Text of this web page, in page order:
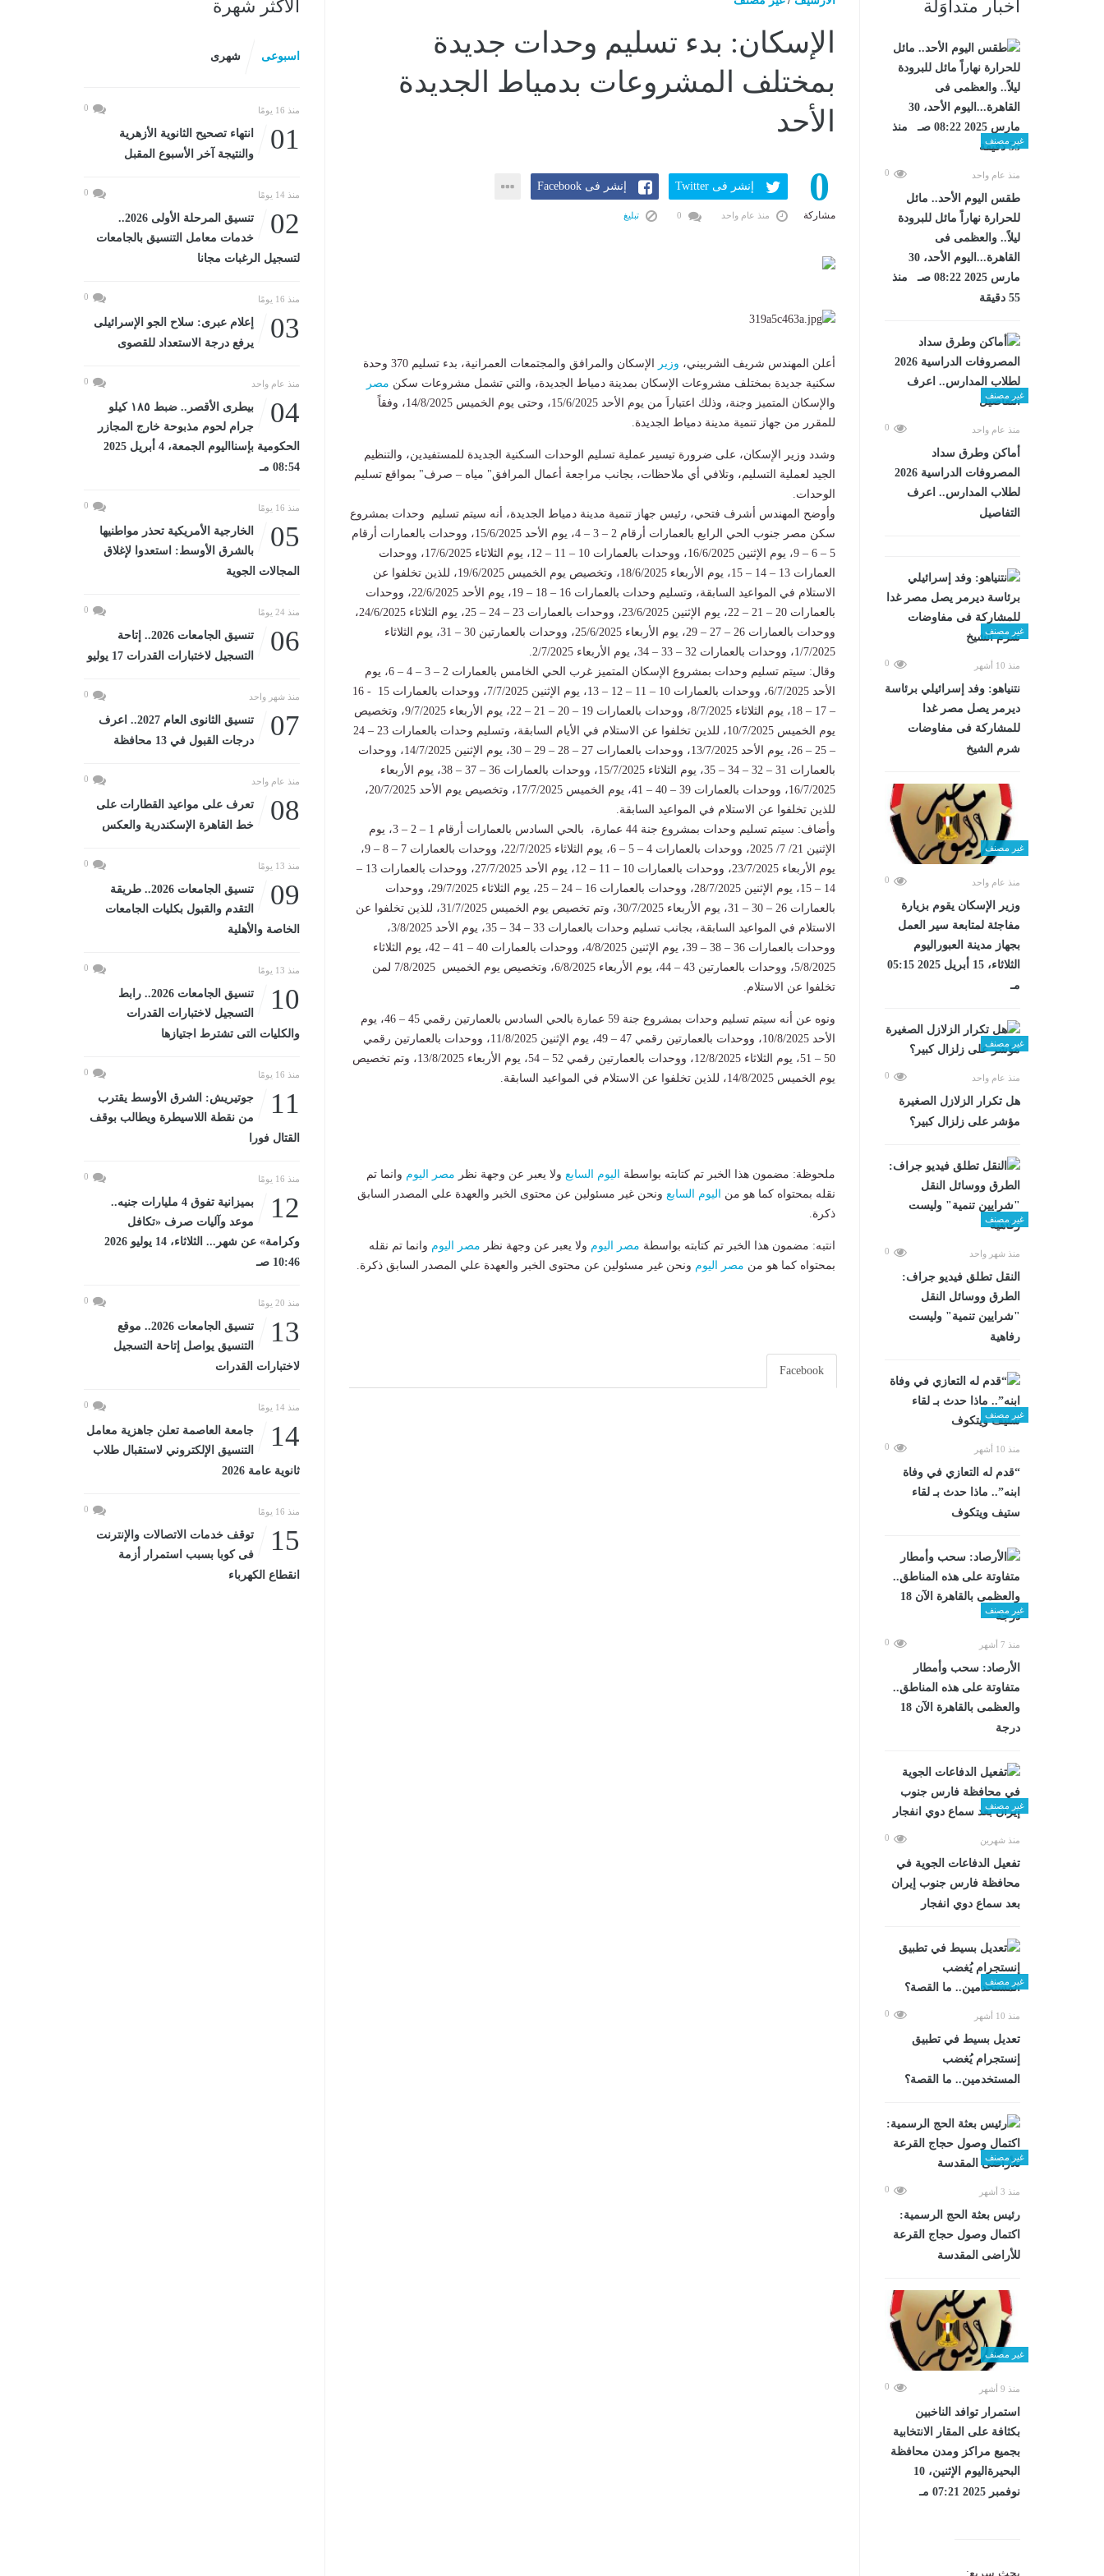
أخبار متداوَلة
غير مصنف
منذ عام واحد 0
طقس اليوم الأحد.. مائل
للحرارة نهاراً مائل للبرودة
ليلاً.. والعظمى فى
القاهرة...اليوم الأحد، 30
مارس 2025 08:22 صـ منذ
55 دقيقة
غير مصنف
منذ عام واحد 0
أماكن وطرق سداد
المصروفات الدراسية 2026
لطلاب المدارس.. اعرف
التفاصيل
غير مصنف
منذ 10 أشهر 0
نتنياهو: وفد إسرائيلي برئاسة
ديرمر يصل مصر غدا
للمشاركة فى مفاوضات
شرم الشيخ
غير مصنف
منذ عام واحد 0
وزير الإسكان يقوم بزيارة
مفاجئة لمتابعة سير العمل
بجهاز مدينة العبوراليوم
الثلاثاء، 15 أبريل 2025 05:15
مـ
غير مصنف
منذ عام واحد 0
هل تكرار الزلازل الصغيرة
مؤشر على زلزال كبير؟
غير مصنف
منذ شهر واحد 0
​النقل تطلق فيديو جراف:
الطرق ووسائل النقل
"شرايين تنمية" وليست
رفاهية
غير مصنف
منذ 10 أشهر 0
“قدم له التعازي في وفاة
ابنه”.. ماذا حدث بـ لقاء
ستيف ويتكوف
غير مصنف
منذ 7 أشهر 0
الأرصاد: سحب وأمطار
متفاوتة على هذه المناطق..
والعظمى بالقاهرة الآن 18
درجة
غير مصنف
منذ شهرين 0
تفعيل الدفاعات الجوية في
محافظة فارس جنوب إيران
بعد سماع دوي انفجار
غير مصنف
منذ 10 أشهر 0
تعديل بسيط في تطبيق
إنستجرام يُغضب
المستخدمين.. ما القصة؟
غير مصنف
منذ 3 أشهر 0
رئيس بعثة الحج الرسمية:
اكتمال وصول حجاج القرعة
للأراضى المقدسة
غير مصنف
منذ 9 أشهر 0
استمرار توافد الناخبين
بكثافة على المقار الانتخابية
بجميع مراكز ومدن محافظة
البحيرةاليوم الإثنين، 10
نوفمبر 2025 07:21 مـ
بحث سريع:
الإسكان: بدء تسليم وحدات جديدة
بمختلف المشروعات بدمياط الجديدة
الأحد
0
مشاركة
إنشر فى Twitter إنشر فى Facebook
منذ عام واحد تبليغ
أعلن المهندس شريف الشربيني، وزير
الإسكان والمرافق والمجتمعات العمرانية، بدء تسليم 370 وحدة
سكنية جديدة بمختلف مشروعات الإسكان بمدينة دمياط الجديدة، والتي تشمل مشروعات سكن مصر
والإسكان المتميز وجنة، وذلك اعتباراَ من يوم الأحد 15/6/2025، وحتى يوم الخميس 14/8/2025، وفقاً
للمقرر من جهاز تنمية مدينة دمياط الجديدة.
وشدد وزير الإسكان، على ضرورة تيسير عملية تسليم الوحدات السكنية الجديدة للمستفيدين، والتنظيم
الجيد لعملية التسليم، وتلافي أي ملاحظات، بجانب مراجعة أعمال المرافق" مياه – صرف" بمواقع تسليم
الوحدات.
وأوضح المهندس أشرف فتحي، رئيس جهاز تنمية مدينة دمياط الجديدة، أنه سيتم تسليم وحدات بمشروع
سكن مصر جنوب الحي الرابع بالعمارات أرقام 2 – 3 – 4، يوم الأحد 15/6/2025، ووحدات بالعمارات أرقام
5 – 6 – 9، يوم الإثنين 16/6/2025، ووحدات بالعمارات 10 – 11 – 12، يوم الثلاثاء 17/6/2025، ووحدات
العمارات 13 – 14 – 15، يوم الأربعاء 18/6/2025، وتخصيص يوم الخميس 19/6/2025، للذين تخلفوا عن
الاستلام في المواعيد السابقة، وتسليم وحدات بالعمارات 16 – 18 – 19، يوم الأحد 22/6/2025، ووحدات
بالعمارات 20 – 21 – 22، يوم الإثنين 23/6/2025، ووحدات بالعمارات 23 – 24 – 25، يوم الثلاثاء 24/6/2025،
ووحدات بالعمارات 26 – 27 – 29، يوم الأربعاء 25/6/2025، ووحدات بالعمارتين 30 – 31، يوم الثلاثاء
1/7/2025، ووحدات بالعمارات 32 – 33 – 34، يوم الأربعاء 2/7/2025.
وقال: سيتم تسليم وحدات بمشروع الإسكان المتميز غرب الحي الخامس بالعمارات 2 – 3 – 4 – 6، يوم
الأحد 6/7/2025، ووحدات بالعمارات 10 – 11 – 12 – 13، يوم الإثنين 7/7/2025، ووحدات بالعمارات 15 - 16
– 17 – 18، يوم الثلاثاء 8/7/2025، ووحدات بالعمارات 19 – 20 – 21 – 22، يوم الأربعاء 9/7/2025، وتخصيص
يوم الخميس 10/7/2025، للذين تخلفوا عن الاستلام في الأيام السابقة، وتسليم وحدات بالعمارات 23 – 24
– 25 – 26، يوم الأحد 13/7/2025، ووحدات بالعمارات 27 – 28 – 29 – 30، يوم الإثنين 14/7/2025، ووحدات
بالعمارات 31 – 32 – 34 – 35، يوم الثلاثاء 15/7/2025، ووحدات بالعمارات 36 – 37 – 38، يوم الأربعاء
16/7/2025، ووحدات بالعمارات 39 – 40 – 41، يوم الخميس 17/7/2025، وتخصيص يوم الأحد 20/7/2025،
للذين تخلفوا عن الاستلام في المواعيد السابقة.
وأضاف: سيتم تسليم وحدات بمشروع جنة 44 عمارة، بالحي السادس بالعمارات أرقام 1 – 2 – 3، يوم
الإثنين 21/ 7/ 2025، ووحدات بالعمارات 4 – 5 – 6، يوم الثلاثاء 22/7/2025، ووحدات بالعمارات 7 – 8 – 9،
يوم الأربعاء 23/7/2025، ووحدات بالعمارات 10 – 11 – 12، يوم الأحد 27/7/2025، ووحدات بالعمارات 13 –
14 – 15، يوم الإثنين 28/7/2025، ووحدات بالعمارات 16 – 24 – 25، يوم الثلاثاء 29/7/2025، ووحدات
بالعمارات 26 – 30 – 31، يوم الأربعاء 30/7/2025، وتم تخصيص يوم الخميس 31/7/2025، للذين تخلفوا عن
الاستلام في المواعيد السابقة، بجانب تسليم وحدات بالعمارات 33 – 34 – 35، يوم الأحد 3/8/2025،
ووحدات بالعمارات 36 – 38 – 39، يوم الإثنين 4/8/2025، ووحدات بالعمارات 40 – 41 – 42، يوم الثلاثاء
5/8/2025، ووحدات بالعمارتين 43 – 44، يوم الأربعاء 6/8/2025، وتخصيص يوم الخميس 7/8/2025 لمن
تخلفوا عن الاستلام.
ونوه عن أنه سيتم تسليم وحدات بمشروع جنة 59 عمارة بالحي السادس بالعمارتين رقمي 45 – 46، يوم
الأحد 10/8/2025، ووحدات بالعمارتين رقمي 47 – 49، يوم الإثنين 11/8/2025، ووحدات بالعمارتين رقمي
50 – 51، يوم الثلاثاء 12/8/2025، ووحدات بالعمارتين رقمي 52 – 54، يوم الأربعاء 13/8/2025، وتم تخصيص
يوم الخميس 14/8/2025، للذين تخلفوا عن الاستلام في المواعيد السابقة.
ملحوظة: مضمون هذا الخبر تم كتابته بواسطة اليوم السابع ولا يعبر عن وجهة نظر مصر اليوم وانما تم
نقله بمحتواه كما هو من
اليوم السابع ونحن غير مسئولين عن محتوى الخبر والعهدة علي المصدر السابق
ذكرة.
انتبه: مضمون هذا الخبر تم كتابته بواسطة مصر اليوم ولا يعبر عن وجهة نظر مصر اليوم وانما تم نقله
بمحتواه كما هو من مصر اليوم ونحن غير مسئولين عن محتوى الخبر والعهدة علي المصدر السابق ذكرة.
Facebook
الأكثر شهرة
اسبوعى شهرى
منذ 16 يومًا 0
01
انتهاء تصحيح الثانوية الأزهرية
والنتيجة آخر الأسبوع المقبل
منذ 14 يومًا 0
02
تنسيق المرحلة الأولى 2026..
خدمات معامل التنسيق بالجامعات
لتسجيل الرغبات مجانا
منذ 16 يومًا 0
03
إعلام عبرى: سلاح الجو الإسرائيلى
يرفع درجة الاستعداد للقصوى
منذ عام واحد 0
04
بيطرى الأقصر.. ضبط ١٨٥ كيلو
جرام لحوم مذبوحة خارج المجازر
الحكومية بإسنااليوم الجمعة، 4 أبريل 2025
08:54 مـ
منذ 16 يومًا 0
05
الخارجية الأمريكية تحذر مواطنيها
بالشرق الأوسط: استعدوا لإغلاق
المجالات الجوية
منذ 24 يومًا 0
06
تنسيق الجامعات 2026.. إتاحة
التسجيل لاختبارات القدرات 17 يوليو
منذ شهر واحد 0
07
تنسيق الثانوى العام 2027.. اعرف
درجات القبول في 13 محافظة
منذ عام واحد 0
08
تعرف على مواعيد القطارات على
خط القاهرة الإسكندرية والعكس
منذ 13 يومًا 0
09
تنسيق الجامعات 2026.. طريقة
التقدم والقبول بكليات الجامعات
الخاصة والأهلية
منذ 13 يومًا 0
10
تنسيق الجامعات 2026.. رابط
التسجيل لاختبارات القدرات
والكليات التى تشترط اجتيازها
منذ 16 يومًا 0
11
جوتيريش: الشرق الأوسط يقترب
من نقطة اللاسيطرة ويطالب بوقف
القتال فورا
منذ 16 يومًا 0
12
بميزانية تفوق 4 مليارات جنيه..
موعد وآليات صرف «تكافل
وكرامة» عن شهر... الثلاثاء، 14 يوليو 2026
10:46 صـ
منذ 20 يومًا 0
13
تنسيق الجامعات 2026.. موقع
التنسيق يواصل إتاحة التسجيل
لاختبارات القدرات
منذ 14 يومًا 0
14
جامعة العاصمة تعلن جاهزية معامل
التنسيق الإلكتروني لاستقبال طلاب
ثانوية عامة 2026
منذ 16 يومًا 0
15
توقف خدمات الاتصالات والإنترنت
فى كوبا بسبب استمرار أزمة
انقطاع الكهرباء